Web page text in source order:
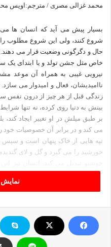
محمد غزالی مصری / مترجم:اویس
بسیار پیش می آید که انسان ها
شروع کنند، ولی این شروع مطلوب
حال و دگرگونی وضعیت قرار می
خاص مثل جشن تولد و یا ابتدای یک
نیرویی غیبی به همراه آن موعد
ناامیدیشان، فعال و امیدوار می
زندگی قبل از هر چیز از درون
بینش به دنیا روی کرده، نه تنها
بر طبق میلش در او تغییر ایجاد
می کند و در برابر آن خصوصیات خود
تپه هایی از خاک پنهان است و سپس
خورشید را می گیرد و گل و لای
مسلط شود و آزادی حرکتش را در
حفظ کند، می تواند بدون انتظار کمک
او با نیروی پنهان و امکانات
برایش میسر می شود، می تواند
زمان درنگ نیست، گاهی روزگار به